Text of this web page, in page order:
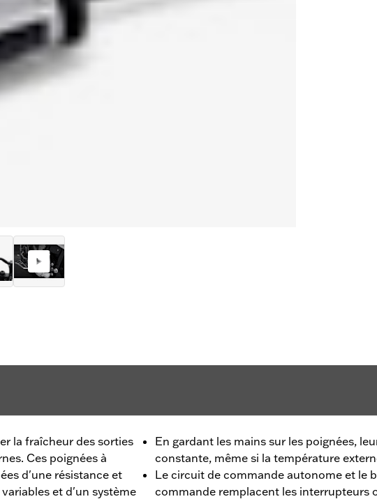
la fraîcheur des sorties
Ces poignées à
d'une résistance et
et d'un système
En gardant les mains sur les poignées,
constante, même si la température
Le circuit de commande autonome et le
commande remplacent les interrupteurs